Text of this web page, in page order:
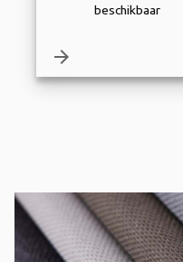
beschikbaar
arrow_forward